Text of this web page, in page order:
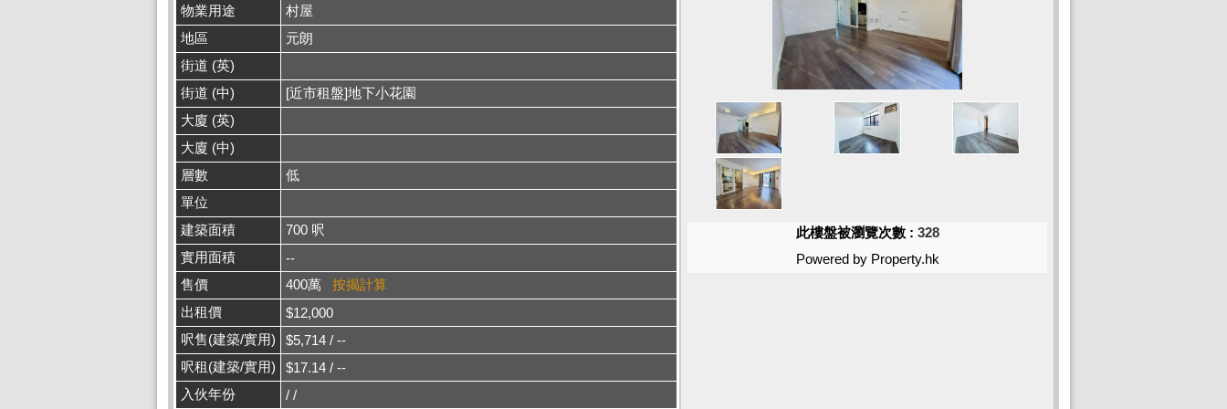
物業用途
村屋
地區
元朗
街道 (英)
街道 (中)
[近市租盤]地下小花園
大廈 (英)
大廈 (中)
層數
低
單位
建築面積
700 呎
實用面積
--
售價
400萬 按揭計算
出租價
$12,000
呎售(建築/實用)
$5,714 / --
呎租(建築/實用)
$17.14 / --
入伙年份
/ /
此樓盤被瀏覽次數 : 328
Powered by Property.hk